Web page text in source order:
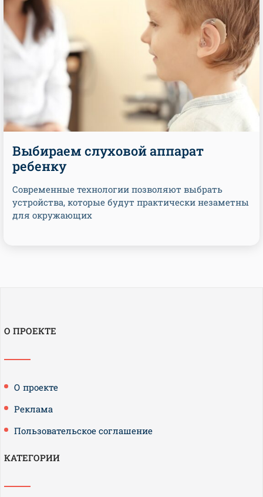
Выбираем слуховой аппарат
ребенку
Современные технологии позволяют выбрать
устройства, которые будут практически незаметны
для окружающих
О ПРОЕКТЕ
О проекте
Реклама
Пользовательское соглашение
КАТЕГОРИИ